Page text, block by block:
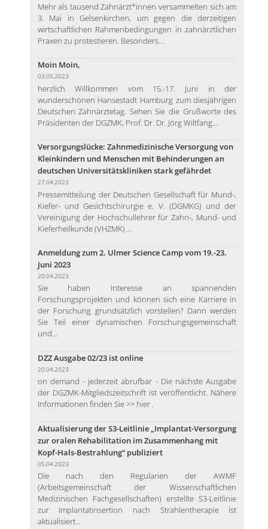
Mehr als tausend Zahnärzt*innen versammelten sich am
3. Mai in Gelsenkirchen, um gegen die derzeitigen
wirtschaftlichen Rahmenbedingungen in zahnärztlichen
Praxen zu protestieren. Besonders...
Moin Moin,
03.05.2023
herzlich Willkommen vom 15.-17. Juni in der
wunderschönen Hansestadt Hamburg zum diesjährigen
Deutschen Zahnärztetag. Sehen Sie die Grußworte des
Präsidenten der DGZMK, Prof. Dr. Dr. Jörg Wiltfang...
Versorgungslücke: Zahnmedizinische Versorgung von
Kleinkindern und Menschen mit Behinderungen an
deutschen Universitätskliniken stark gefährdet
27.04.2023
Pressemitteilung der Deutschen Gesellschaft für Mund-,
Kiefer- und Gesichtschirurgie e. V. (DGMKG) und der
Vereinigung der Hochschullehrer für Zahn-, Mund- und
Kieferheilkunde (VHZMK) ...
Anmeldung zum 2. Ulmer Science Camp vom 19.-23.
Juni 2023
20.04.2023
Sie haben Interesse an spannenden
Forschungsprojekten und können sich eine Karriere in
der Forschung grundsätzlich vorstellen? Dann werden
Sie Teil einer dynamischen Forschungsgemeinschaft
und...
DZZ Ausgabe 02/23 ist online
20.04.2023
on demand - jederzeit abrufbar - Die nächste Ausgabe
der DGZMK-Mitgliedszeitschrift ist veröffentlicht. Nähere
Informationen finden Sie >> hier .
Aktualisierung der S3-Leitlinie „Implantat-Versorgung
zur oralen Rehabilitation im Zusammenhang mit
Kopf-Hals-Bestrahlung“ publiziert
05.04.2023
Die nach den Regularien der AWMF
(Arbeitsgemeinschaft der Wissenschaftlichen
Medizinischen Fachgesellschaften) erstellte S3-Leitlinie
zur Implantatinsertion nach Strahlentherapie ist
aktualisiert...